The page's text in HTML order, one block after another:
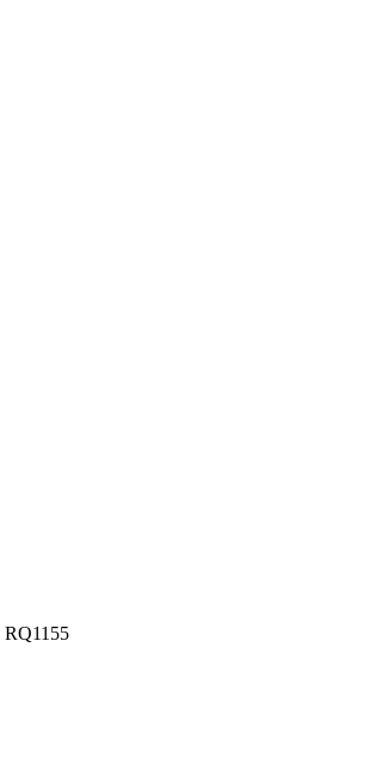
ریش تراش فوق حساس فیلیپس مدل RQ1155